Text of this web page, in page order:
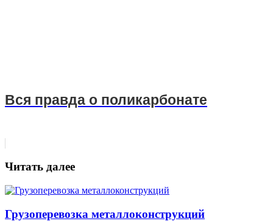
Вся правда о поликарбонате
Читать далее
Грузоперевозка металлоконструкций